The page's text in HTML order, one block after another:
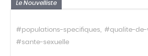
Le Nouvelliste
#populations-specifiques
#qualite-de-
#sante-sexuelle